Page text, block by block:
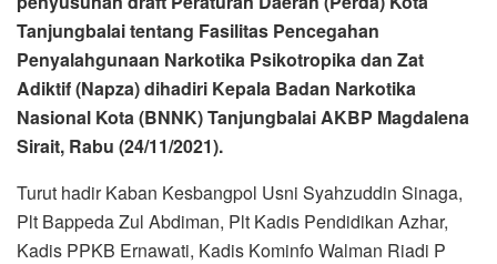
Tanjungbalai tentang Fasilitas Pencegahan
Penyalahgunaan Narkotika Psikotropika dan Zat
Adiktif (Napza) dihadiri Kepala Badan Narkotika
Nasional Kota (BNNK) Tanjungbalai AKBP Magdalena
Sirait, Rabu (24/11/2021).
Turut hadir Kaban Kesbangpol Usni Syahzuddin Sinaga,
Plt Bappeda Zul Abdiman, Plt Kadis Pendidikan Azhar,
Kadis PPKB Ernawati, Kadis Kominfo Walman Riadi P